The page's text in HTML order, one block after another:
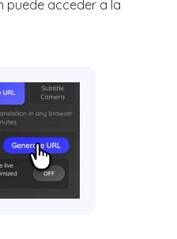
puede acceder a la